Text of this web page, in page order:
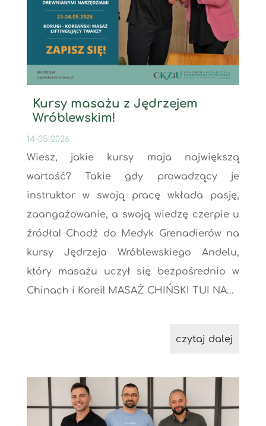
Kursy masażu z Jędrzejem
Wróblewskim!
14-05-2026
Wiesz, jakie kursy maja największą
wartość? Takie gdy prowadzący je
instruktor w swoją pracę wkłada pasję,
zaangażowanie, a swoją wiedzę czerpie u
źródła! Chodź do Medyk Grenadierów na
kursy Jędrzeja Wróblewskiego Andelu,
który masażu uczył się bezpośrednio w
Chinach i Korei! MASAŻ CHIŃSKI TUI NA...
czytaj dalej